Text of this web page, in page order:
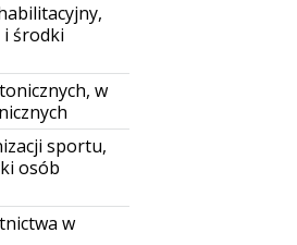
środki
w
sportu,
osób
w